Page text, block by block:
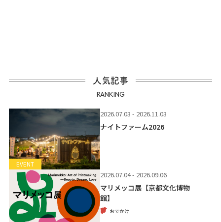
人気記事
RANKING
EVENT
2026.07.03 - 2026.11.03
ナイトファーム2026
2026.07.04 - 2026.09.06
マリメッコ展【京都文化博物
館】
おでかけ